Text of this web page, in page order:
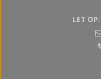
LET